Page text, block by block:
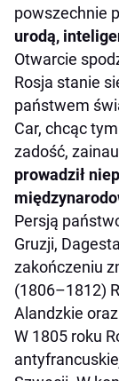
powszechnie
urodą,
Otwarcie
Rosja stanie
państwem
Car, chcąc
zadość,
prowadził
Persją
Gruzji,
zakończeniu
(1806–1812)
Alandzkie
W 1805 roku